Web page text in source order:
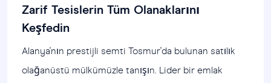
Zarif Tesislerin Tüm Olanaklarını
Keşfedin
Alanya'nın prestijli semti Tosmur'da bulunan satılık
olağanüstü mülkümüzle tanışın. Lider bir emlak